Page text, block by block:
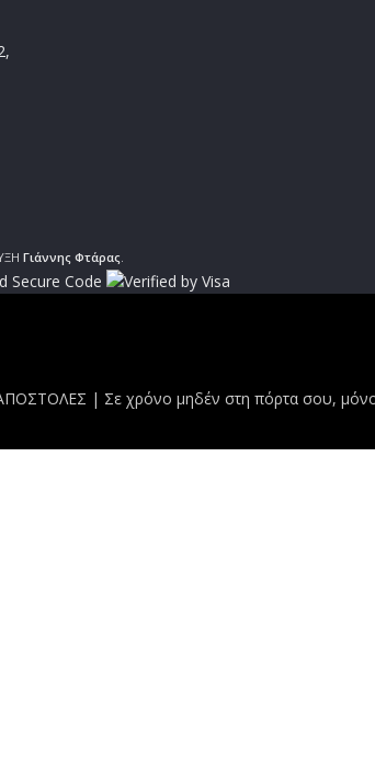
Γιάννης Φτάρας
| Σε χρόνο μηδέν στη πόρτα σου, μόνο